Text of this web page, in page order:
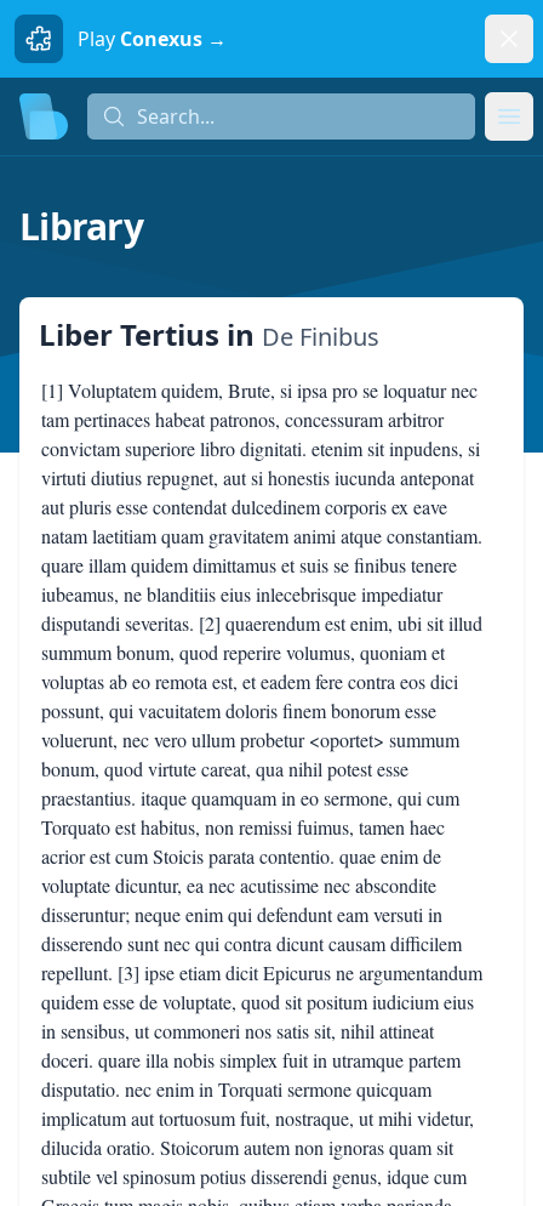
Play Conexus →
Search...
Library
Liber Tertius in De Finibus
[1] Voluptatem quidem, Brute, si ipsa pro se loquatur nec
tam pertinaces habeat patronos, concessuram arbitror
convictam superiore libro dignitati. etenim sit inpudens, si
virtuti diutius repugnet, aut si honestis iucunda anteponat
aut pluris esse contendat dulcedinem corporis ex eave
natam laetitiam quam gravitatem animi atque constantiam.
quare illam quidem dimittamus et suis se finibus tenere
iubeamus, ne blanditiis eius inlecebrisque impediatur
disputandi severitas. [2] quaerendum est enim, ubi sit illud
summum bonum, quod reperire volumus, quoniam et
voluptas ab eo remota est, et eadem fere contra eos dici
possunt, qui vacuitatem doloris finem bonorum esse
voluerunt, nec vero ullum probetur <oportet> summum
bonum, quod virtute careat, qua nihil potest esse
praestantius. itaque quamquam in eo sermone, qui cum
Torquato est habitus, non remissi fuimus, tamen haec
acrior est cum Stoicis parata contentio. quae enim de
voluptate dicuntur, ea nec acutissime nec abscondite
disseruntur; neque enim qui defendunt eam versuti in
disserendo sunt nec qui contra dicunt causam difficilem
repellunt. [3] ipse etiam dicit Epicurus ne argumentandum
quidem esse de voluptate, quod sit positum iudicium eius
in sensibus, ut commoneri nos satis sit, nihil attineat
doceri. quare illa nobis simplex fuit in utramque partem
disputatio. nec enim in Torquati sermone quicquam
implicatum aut tortuosum fuit, nostraque, ut mihi videtur,
dilucida oratio. Stoicorum autem non ignoras quam sit
subtile vel spinosum potius disserendi genus, idque cum